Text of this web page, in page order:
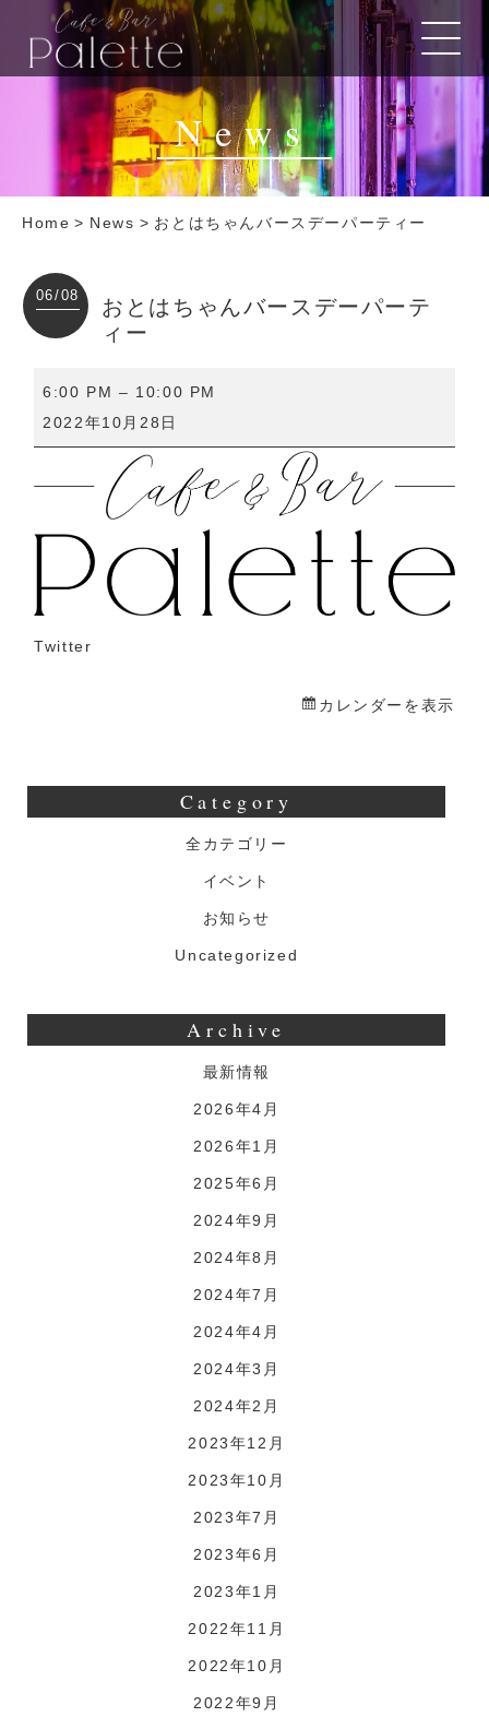
News
Home > News > おとはちゃんバースデーパーティー
06/08
おとはちゃんバースデーパーテ
ィー
は
ん
デ
6:00 PM – 10:00 PM
2022年10月28日
Twitter
カレンダーを表示
Category
全カテゴリー
イベント
お知らせ
Uncategorized
Archive
最新情報
2026年4月
2026年1月
2025年6月
2024年9月
2024年8月
2024年7月
2024年4月
2024年3月
2024年2月
2023年12月
2023年10月
2023年7月
2023年6月
2023年1月
2022年11月
2022年10月
2022年9月